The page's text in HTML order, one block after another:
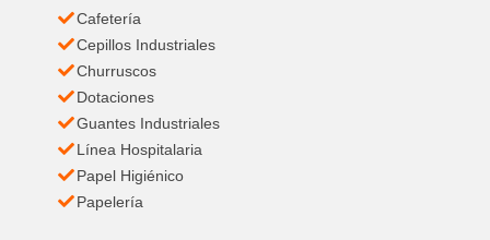
Cafetería
Cepillos Industriales
Churruscos
Dotaciones
Guantes Industriales
Línea Hospitalaria
Papel Higiénico
Papelería